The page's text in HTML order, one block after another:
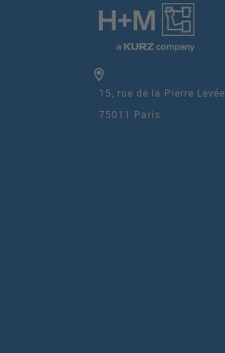
15, rue de la Pierre Levée
75011 Paris